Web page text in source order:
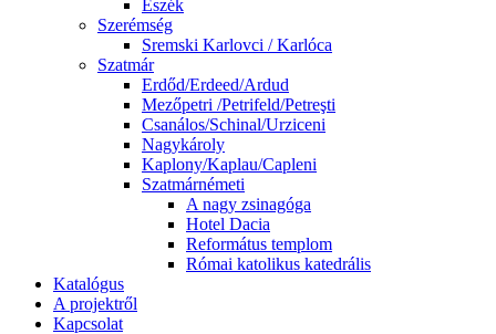
Eszék
Szerémség
Sremski Karlovci / Karlóca
Szatmár
Erdőd/Erdeed/Ardud
Mezőpetri /Petrifeld/Petreşti
Csanálos/Schinal/Urziceni
Nagykároly
Kaplony/Kaplau/Capleni
Szatmárnémeti
A nagy zsinagóga
Hotel Dacia
Református templom
Római katolikus katedrális
Katalógus
A projektről
Kapcsolat